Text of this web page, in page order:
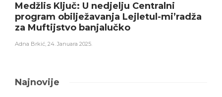
Medžlis Ključ: U nedjelju Centralni
program obilježavanja Lejletul-mi’radža
za Muftijstvo banjalučko
Adna Brkić, 24. Januara 2025.
Najnovije